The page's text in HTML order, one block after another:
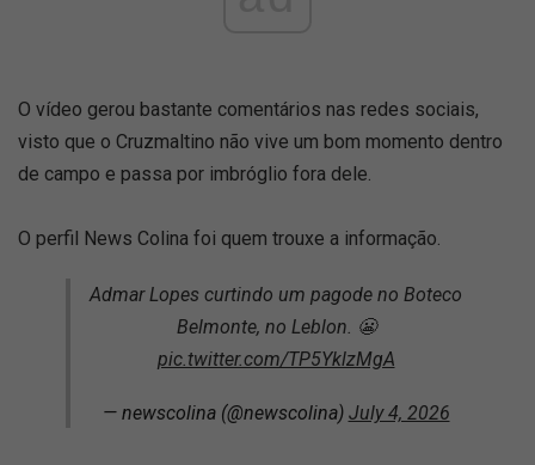
O vídeo gerou bastante comentários nas redes sociais,
visto que o Cruzmaltino não vive um bom momento dentro
de campo e passa por imbróglio fora dele.
O perfil News Colina foi quem trouxe a informação.
Admar Lopes curtindo um pagode no Boteco
Belmonte, no Leblon. 😬
pic.twitter.com/TP5YklzMgA
— newscolina (@newscolina) July 4, 2026